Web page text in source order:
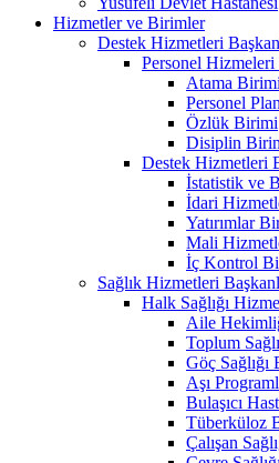
Hizmetler ve Birimler
Destek Hizmetleri
Personel
Atama Birimi
Personel
Özlük Birimi
Disiplin
Destek Hizmetleri
İstatistik ve
İdari
Yatırımlar
Mali
İç Kontrol
Sağlık Hizmetleri
Halk Sağlığı
Aile
Toplum
Göç Sağlığı
Aşı
Bulaşıcı
Tüberküloz
Çalışan